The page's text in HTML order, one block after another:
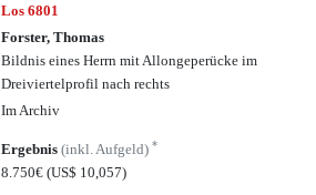
Los 6801
Forster, Thomas
Bildnis eines Herrn mit Allongeperücke im
Dreiviertelprofil nach rechts
Im Archiv
Ergebnis(inkl. Aufgeld)*
8.750€(US$ 10,057)